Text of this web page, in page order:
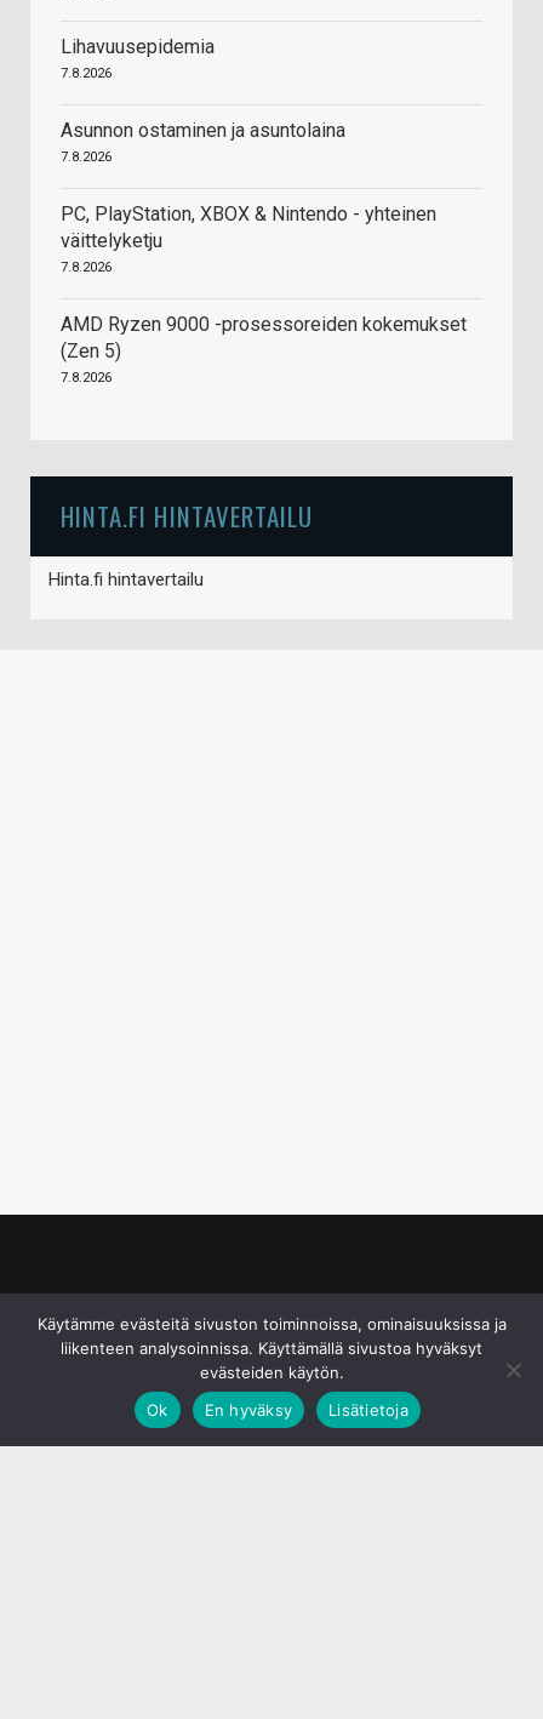
Lihavuusepidemia
7.8.2026
Asunnon ostaminen ja asuntolaina
7.8.2026
PC, PlayStation, XBOX & Nintendo - yhteinen
väittelyketju
7.8.2026
AMD Ryzen 9000 -prosessoreiden kokemukset
(Zen 5)
7.8.2026
HINTA.FI HINTAVERTAILU
Hinta.fi hintavertailu
Käytämme evästeitä sivuston toiminnoissa, ominaisuuksissa ja
liikenteen analysoinnissa. Käyttämällä sivustoa hyväksyt
evästeiden käytön.
Ok
En hyväksy Lisätietoja